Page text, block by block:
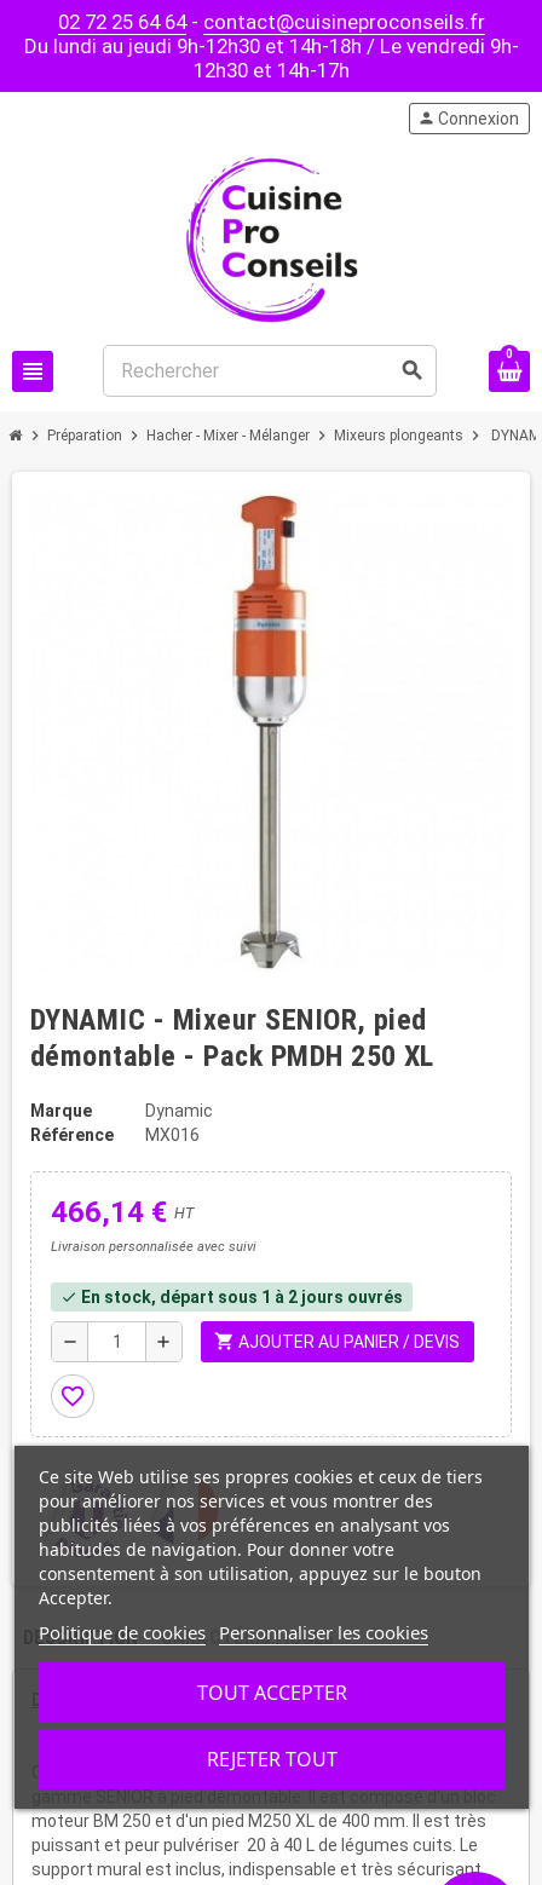
02 72 25 64 64- contact@cuisineproconseils.fr
Du lundi au jeudi 9h-12h30 et 14h-18h / Le vendredi 9h-
12h30 et 14h-17h
view_headline search
person Connexion
0
chevron_right Préparation chevron_right Hacher - Mixer - Mélanger chevron_right Mixeurs plongeants chevron_right
DYNAMIC - Mixeur SENIOR, pied
démontable - Pack PMDH 250 XL
Marque
Dynamic
Référence
MX016
466,14 € HT
Livraison personnalisée avec suivi
check En stock, départ sous 1 à 2 jours ouvrés
remove add shopping_cart AJOUTER AU PANIER / DEVIS
favorite_border
DESCRIPTION CARACTÉRISTIQUES
pack mixeur professionnel PMDH 250 XL
moteur BM 250 et d'un pied M250 XL de 400 mm. Il est très
puissant et peur pulvériser 20 à 40 L de légumes cuits. Le
support mural est inclus, indispensable et très sécurisant.
Ce site Web utilise ses propres cookies et ceux de tiers
pour améliorer nos services et vous montrer des
publicités liées à vos préférences en analysant vos
habitudes de navigation. Pour donner votre
consentement à son utilisation, appuyez sur le bouton
Accepter.
Politique de cookies Personnaliser les cookies
REJETER TOUT
TOUT ACCEPTER